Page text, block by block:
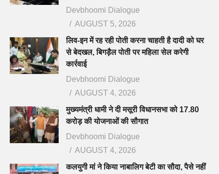
Devbhoomi Dialogue
AUGUST 5, 2026
लिव-इन में रह रही पोती करना चाहती है दादी को घर
से बेदखल, बिगड़ैल पोती पर महिला सेल करेगी
कार्रवाई
Devbhoomi Dialogue
AUGUST 4, 2026
मुख्यमंत्री धामी ने दी मसूरी विधानसभा को 17.80
करोड़ की योजनाओं की सौगात
Devbhoomi Dialogue
AUGUST 4, 2026
कलयुगी मां ने किया नाबालिग बेटी का सौदा, पैसे नहीं